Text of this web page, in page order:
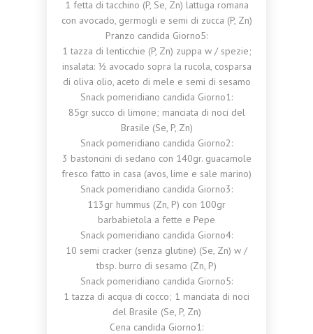
1 fetta di tacchino (P, Se, Zn) lattuga romana
con avocado, germogli e semi di zucca (P, Zn)
Pranzo candida Giorno5:
1 tazza di lenticchie (P, Zn) zuppa w / spezie;
insalata: ½ avocado sopra la rucola, cosparsa
di oliva olio, aceto di mele e semi di sesamo
Snack pomeridiano candida Giorno1:
85gr succo di limone; manciata di noci del
Brasile (Se, P, Zn)
Snack pomeridiano candida Giorno2:
3 bastoncini di sedano con 140gr. guacamole
fresco fatto in casa (avos, lime e sale marino)
Snack pomeridiano candida Giorno3:
113gr hummus (Zn, P) con 100gr
barbabietola a fette e Pepe
Snack pomeridiano candida Giorno4:
10 semi cracker (senza glutine) (Se, Zn) w /
tbsp. burro di sesamo (Zn, P)
Snack pomeridiano candida Giorno5:
1 tazza di acqua di cocco; 1 manciata di noci
del Brasile (Se, P, Zn)
Cena candida Giorno1: